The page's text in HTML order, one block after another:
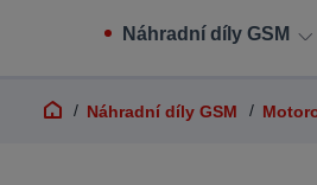
Náhradní díly GSM
Náhradní díly GSM